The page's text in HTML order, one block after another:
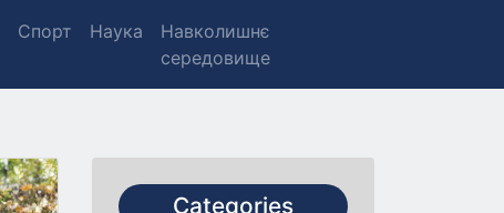
Спорт Наука
Навколишнє
середовище
Categories